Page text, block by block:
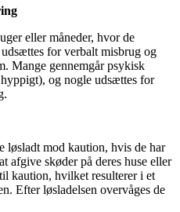
eller måneder, hvor de
for verbalt misbrug og
Mange gennemgår psykisk
og nogle udsættes for
løsladt mod kaution, hvis de har
afgive skøder på deres huse eller
kaution, hvilket resulterer i et
Efter løsladelsen overvåges de